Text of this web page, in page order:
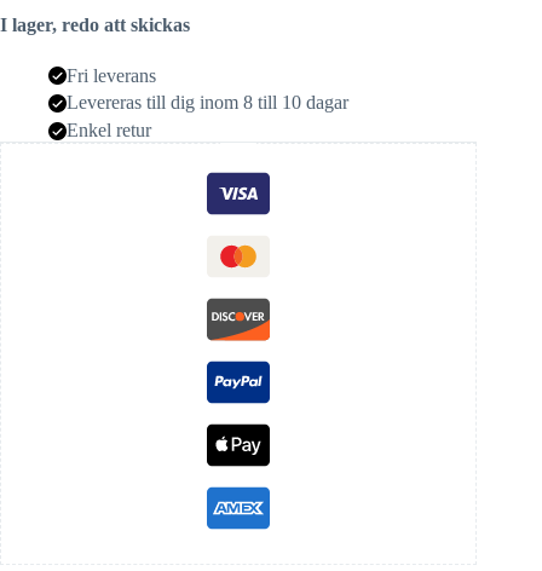
I lager, redo att skickas
Fri leverans
Levereras till dig inom 8 till 10 dagar
Enkel retur